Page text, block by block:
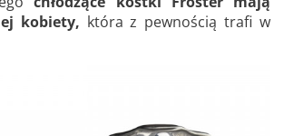
kobiety, która z pewnością trafi w